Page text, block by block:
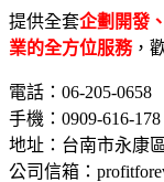
提供全套企劃開發
業的全方位服務，
電話：06-205-0658
手機：0909-616-178
地址：台南市永康
公司信箱：